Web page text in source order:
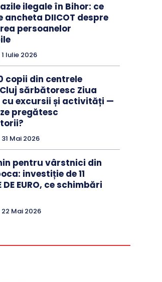
ilegale în Bihor: ce
ancheta DIICOT despre
persoanelor
1 Iulie 2026
copii din centrele
Cluj sărbătoresc Ziua
cu excursii și activități —
pregătesc
31 Mai 2026
pentru vârstnici din
investiție de 11
DE EURO, ce schimbări
22 Mai 2026